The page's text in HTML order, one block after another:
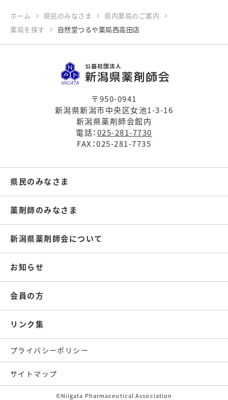
ホーム 県民のみなさま
県内薬局のご案内
薬局を探す
自然堂つるや薬局西高田店
〒950-0941
新潟県新潟市中央区女池1-3-16
新潟県薬剤師会館内
電話：025-281-7730
FAX：025-281-7735
県民のみなさま
薬剤師のみなさま
新潟県薬剤師会について
お知らせ
会員の方
リンク集
プライバシーポリシー
サイトマップ
©Niigata Pharmaceutical Association